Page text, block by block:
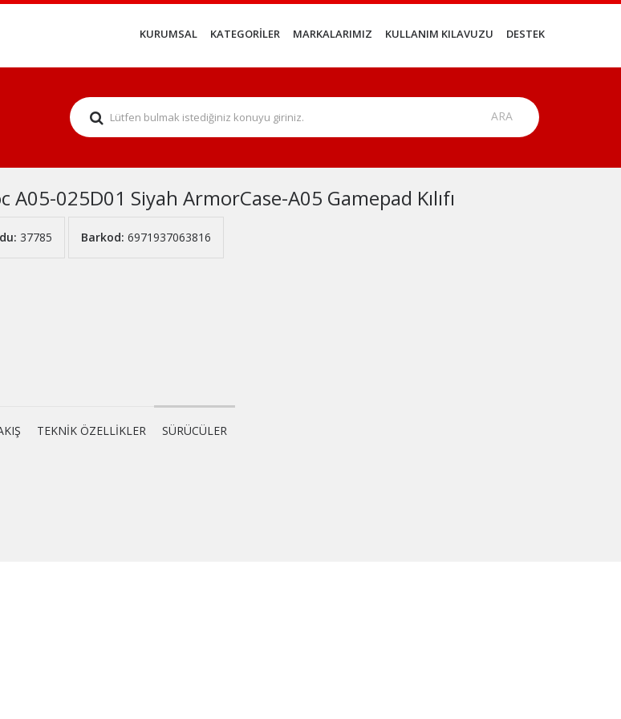
KURUMSAL KATEGORİLER MARKALARIMIZ KULLANIM KILAVUZU DESTEK
A05-025D01 Siyah ArmorCase-A05 Gamepad Kılıfı
37785 Barkod: 6971937063816
TEKNİK ÖZELLİKLER SÜRÜCÜLER